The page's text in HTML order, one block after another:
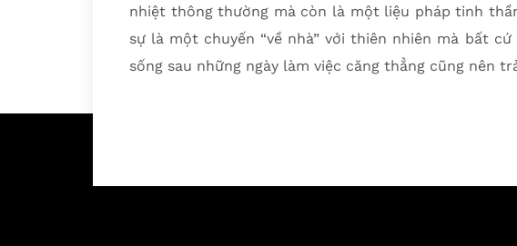
nhiệt thông thường mà còn là một liệu pháp tinh
sự là một chuyến “về nhà” với thiên nhiên mà bất
sống sau những ngày làm việc căng thẳng cũng nên